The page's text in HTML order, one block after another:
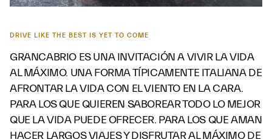
DRIVE LIKE THE BEST IS YET TO COME
GRANCABRIO ES UNA INVITACIÓN A VIVIR LA VIDA
AL MÁXIMO. UNA FORMA TÍPICAMENTE ITALIANA DE
AFRONTAR LA VIDA CON EL VIENTO EN LA CARA.
PARA LOS QUE QUIEREN SABOREAR TODO LO MEJOR
QUE LA VIDA PUEDE OFRECER. PARA LOS QUE AMAN
HACER LARGOS VIAJES Y DISFRUTAR AL MÁXIMO DE